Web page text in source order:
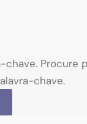
chave. Procure
chave.